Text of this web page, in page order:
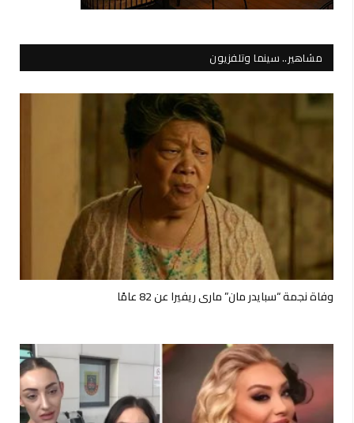
مشاهير.. سينما وتلفزيون
وفاة نجمة “سبايدر مان” ماري ريفيرا عن 82 عامًا